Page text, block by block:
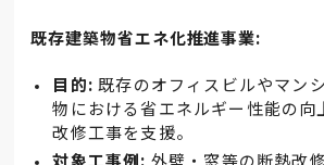
既存建築物省エネ化推進事業:
目的: 既存のオフィスビルやマン
物における省エネルギー性能の向
改修工事を支援。
対象工事例: 外壁・窓等の断熱改